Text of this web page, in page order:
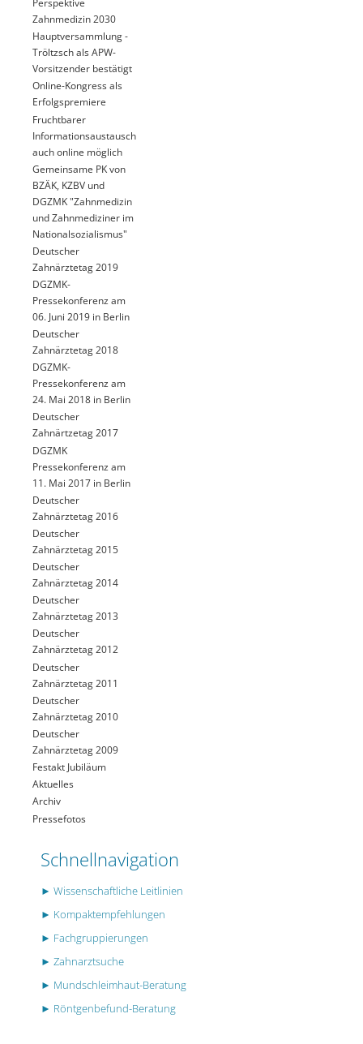
Zahnmedizin 2030
Hauptversammlung -
Tröltzsch als APW-
Vorsitzender bestätigt
Online-Kongress als
Erfolgspremiere
Fruchtbarer
Informationsaustausch
auch online möglich
Gemeinsame PK von
BZÄK, KZBV und
DGZMK "Zahnmedizin
und Zahnmediziner im
Nationalsozialismus"
Deutscher
Zahnärztetag 2019
DGZMK-
Pressekonferenz am
06. Juni 2019 in Berlin
Deutscher
Zahnärztetag 2018
DGZMK-
Pressekonferenz am
24. Mai 2018 in Berlin
Deutscher
Zahnärtzetag 2017
DGZMK
Pressekonferenz am
11. Mai 2017 in Berlin
Deutscher
Zahnärztetag 2016
Deutscher
Zahnärztetag 2015
Deutscher
Zahnärztetag 2014
Deutscher
Zahnärztetag 2013
Deutscher
Zahnärztetag 2012
Deutscher
Zahnärztetag 2011
Deutscher
Zahnärztetag 2010
Deutscher
Zahnärztetag 2009
Festakt Jubiläum
Aktuelles
Archiv
Pressefotos
Schnellnavigation
► Wissenschaftliche Leitlinien
► Kompaktempfehlungen
► Fachgruppierungen
► Zahnarztsuche
► Mundschleimhaut-Beratung
► Röntgenbefund-Beratung